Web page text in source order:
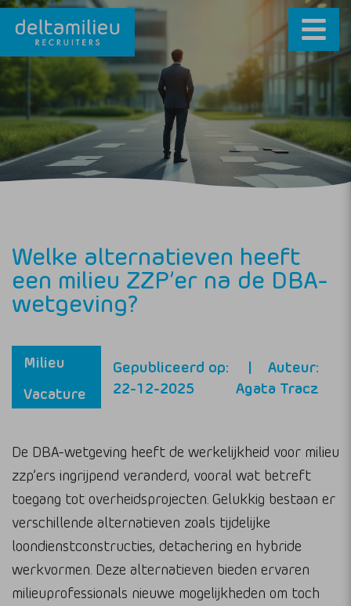
Welke alternatieven heeft
een milieu ZZP’er na de DBA-
wetgeving?
Milieu
Vacature
Gepubliceerd op:
22-12-2025
Auteur:
Agata Tracz
De DBA-wetgeving heeft de werkelijkheid voor milieu
zzp’ers ingrijpend veranderd, vooral wat betreft
toegang tot overheidsprojecten. Gelukkig bestaan er
verschillende alternatieven zoals tijdelijke
loondienstconstructies, detachering en hybride
werkvormen. Deze alternatieven bieden ervaren
milieuprofessionals nieuwe mogelijkheden om toch